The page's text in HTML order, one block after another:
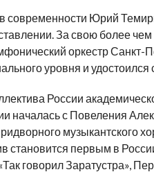
современности Юрий
За свою более
оркестр Санкт-
уровня и удостоился
России
началась с Повеления
музыкантского
становится первым в
говорил Заратустра»,